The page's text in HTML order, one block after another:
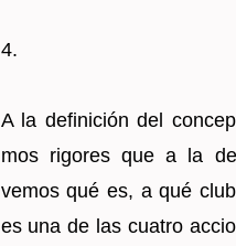
4.
A la de­fi­ni­ción del
mos ri­go­res que a la
vemos qué es, a qué
es una de las cua­tro